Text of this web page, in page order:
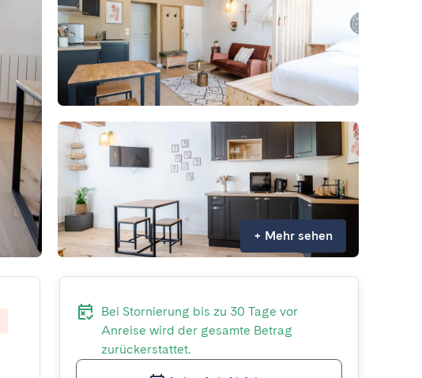
+ Mehr sehen
Bei Stornierung bis zu 30 Tage vor
Anreise wird der gesamte Betrag
zurückerstattet.